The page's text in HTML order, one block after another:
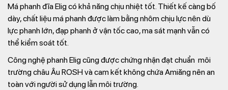
Má phanh đĩa Elig có khả năng chịu nhiệt tốt. Thiết kế càng bố
dày, chất liệu má phanh được làm bằng nhôm chịu lực nên dù
lực phanh lớn, đạp phanh ở vận tốc cao, ma sát mạnh vẫn có
thể kiểm soát tốt.
Công nghệ phanh Elig cũng được chứng nhận đạt chuẩn môi
trường châu Âu ROSH và cam kết không chứa Amiăng nên an
toàn với người sử dụng lẫn môi trường.